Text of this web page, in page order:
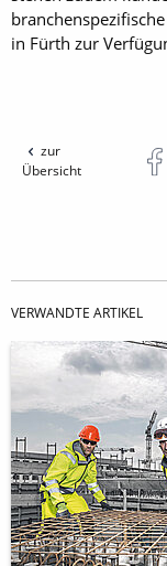
in Fürth zur
zur
Übersicht
VERWANDTE ARTIKEL